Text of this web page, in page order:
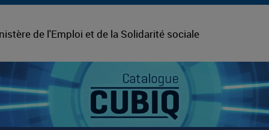
de l'Emploi et de la Solidarité sociale